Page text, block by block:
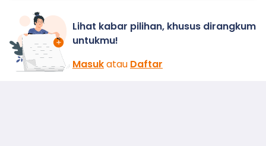
Lihat kabar pilihan, khusus dirangkum
untukmu!
Masukatau Daftar